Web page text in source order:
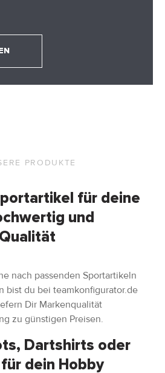
PRODUKTE
für deine
und
nach passenden Sportartikeln
bist du bei teamkonfigurator.de
Dir Markenqualität
zu günstigen Preisen.
Dartshirts oder
für dein Hobby